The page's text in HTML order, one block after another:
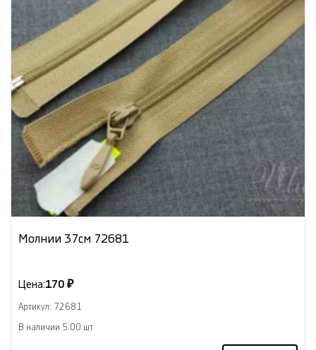
Молнии 37см 72681
Цена:170 ₽
Артикул: 72681
В наличии 5.00 шт